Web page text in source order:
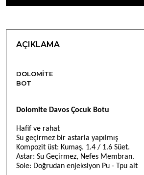
AÇIKLAMA
DOLOMITE
BOT
Dolomite Davos Çocuk Botu
Hafif ve rahat
Su geçirmez bir astarla yapılmış
Kompozit üst: Kumaş. 1.4 / 1.6 Süet.
Astar: Su Geçirmez, Nefes Membran.
Sole: Doğrudan enjeksiyon Pu - Tpu alt